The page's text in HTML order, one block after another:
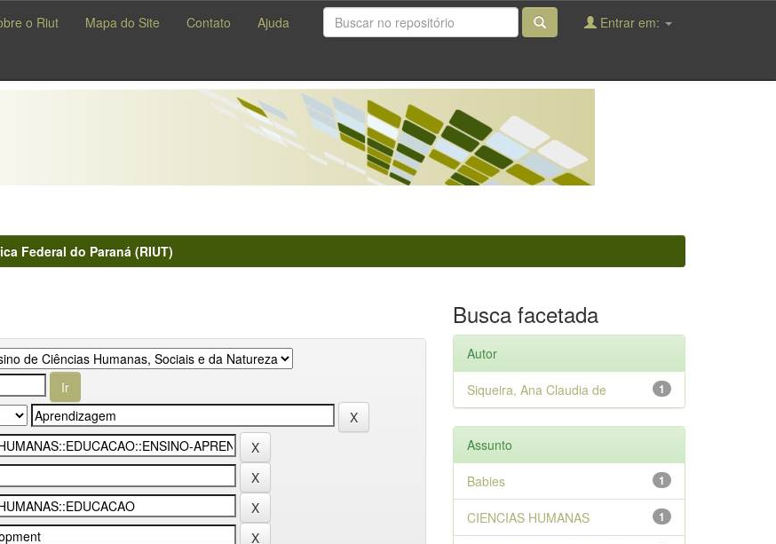
o Riut Mapa do Site Contato Ajuda Entrar em:
Federal do Paraná (RIUT)
Busca facetada
Autor
1
Siqueira, Ana Claudia de
Assunto
1
Babies
1
CIENCIAS HUMANAS